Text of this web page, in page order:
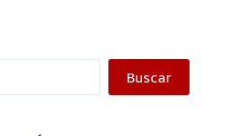
Buscar